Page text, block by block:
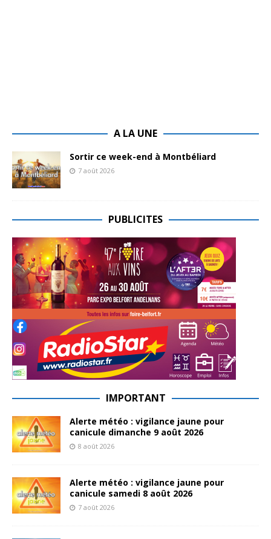
A LA UNE
Sortir ce week-end à Montbéliard
7 août 2026
PUBLICITES
IMPORTANT
Alerte météo : vigilance jaune pour
canicule dimanche 9 août 2026
8 août 2026
Alerte météo : vigilance jaune pour
canicule samedi 8 août 2026
7 août 2026